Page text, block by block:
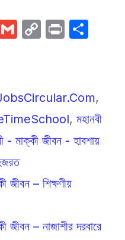
G
C
Li
n
k
P
,
, মহানবী
- মাক্কী জীবন - হাবশায়
জীবন – শিক্ষণীয়
জীবন – নাজাশীর দরবারে